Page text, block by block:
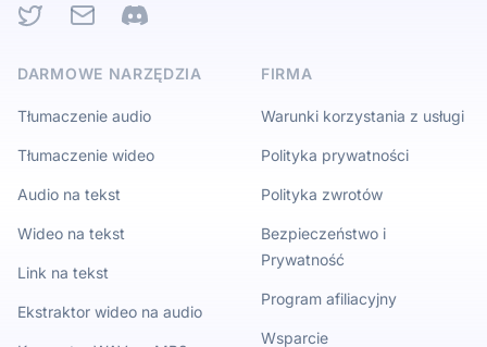
TwitterEmail Discord
DARMOWE NARZĘDZIA
Tłumaczenie audio
Tłumaczenie wideo
Audio na tekst
Wideo na tekst
Link na tekst
Ekstraktor wideo na audio
FIRMA
Warunki korzystania z usługi
Polityka prywatności
Polityka zwrotów
Bezpieczeństwo i
Prywatność
Program afiliacyjny
Wsparcie